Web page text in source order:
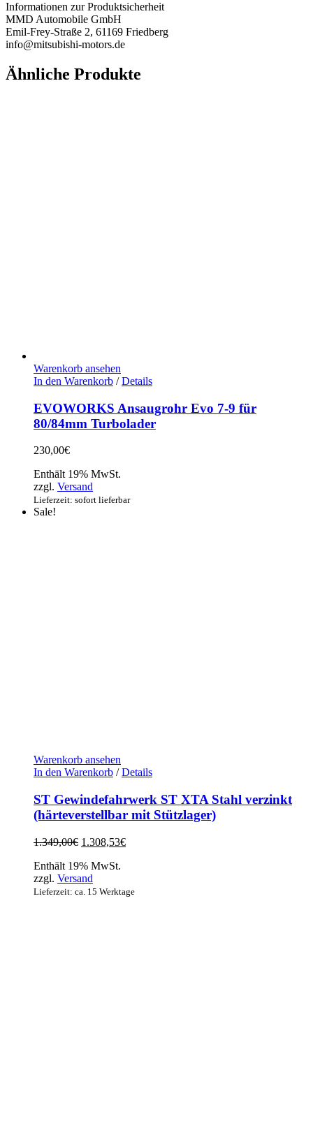
Informationen zur Produktsicherheit
MMD Automobile GmbH
Emil-Frey-Straße 2, 61169 Friedberg
info@mitsubishi-motors.de
Ähnliche Produkte
Warenkorb ansehen
In den Warenkorb / Details
EVOWORKS Ansaugrohr Evo 7-9 für
80/84mm Turbolader
230,00€
Enthält 19% MwSt.
zzgl. Versand
Lieferzeit: sofort lieferbar
Sale!
Warenkorb ansehen
In den Warenkorb / Details
ST Gewindefahrwerk ST XTA Stahl verzinkt
(härteverstellbar mit Stützlager)
1.349,00€ Ursprünglicher
war:
1.349,00€
1.308,53€Aktueller
Enthält 19% MwSt.
zzgl. Versand
Lieferzeit: ca. 15 Werktage